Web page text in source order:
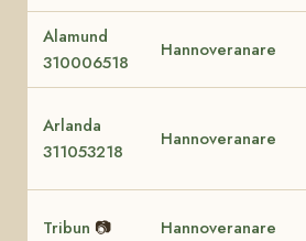
Alamund
310006518
Hannoveranare
Arlanda
311053218
Hannoveranare
Tribun 📷 Hannoveranare